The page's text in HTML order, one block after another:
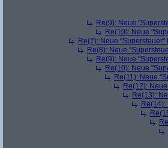
Re(9): Neue
Re(10): Neue
Re(7): Neue "Supersteuer"
Re(8): Neue
Re(9): Neue
Re(10): Neue
Re(11): Neue
Re(12):
Re(13):